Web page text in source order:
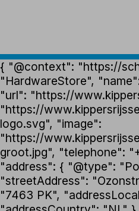
{ "@context": "https://
"HardwareStore",
"url": "https://
"https://
logo.svg", "image":
"https://
groot.jpg", "telephone":
"address": { "@type":
"streetAddress":
"7463 PK",